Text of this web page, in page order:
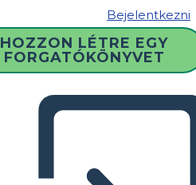
Bejelentkezni
HOZZON LÉTRE EGY
FORGATÓKÖNYVET